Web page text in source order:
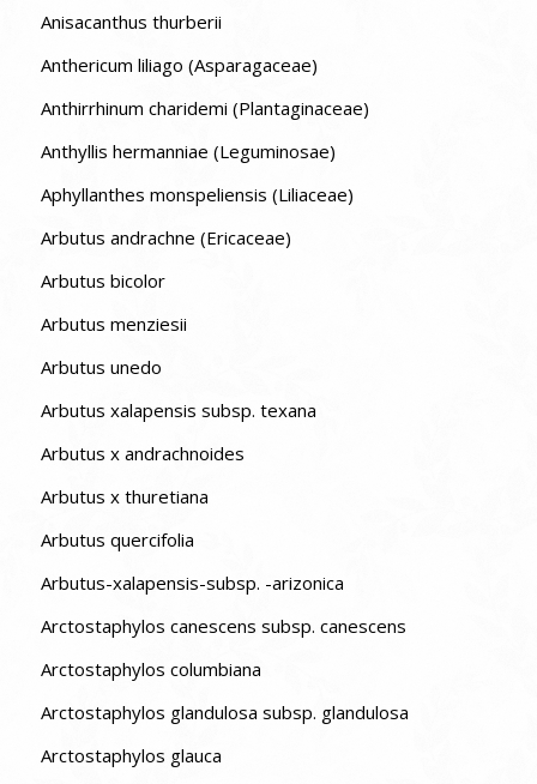
Anisacanthus thurberii
Anthericum liliago (Asparagaceae)
Anthirrhinum charidemi (Plantaginaceae)
Anthyllis hermanniae (Leguminosae)
Aphyllanthes monspeliensis (Liliaceae)
Arbutus andrachne (Ericaceae)
Arbutus bicolor
Arbutus menziesii
Arbutus unedo
Arbutus xalapensis subsp. texana
Arbutus x andrachnoides
Arbutus x thuretiana
Arbutus quercifolia
Arbutus-xalapensis-subsp. -arizonica
Arctostaphylos canescens subsp. canescens
Arctostaphylos columbiana
Arctostaphylos glandulosa subsp. glandulosa
Arctostaphylos glauca